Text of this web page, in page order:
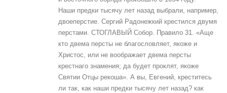
Наши предки тысячу лет назад выбрали, например,
двоеперстие. Сергий Радонежкий крестился двумя
перстами. СТОГЛАВЫЙ Собор. Правило 31. «Аще
кто двема персты не благословляет, якоже и
Христос, или не воображает двема персты
крестнаго знамения; да будет проклят, якоже
Святии Отцы рекоша». А вы, Евгений, креститесь
ли так, как наши предки тысячу лет назад? как